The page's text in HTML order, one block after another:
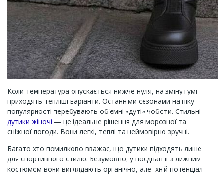
Коли температура опускається нижче нуля, на зміну гумі
приходять тепліші варіанти. Останніми сезонами на піку
популярності перебувають об'ємні «дуті» чоботи. Стильні
дутики жіночі — це ідеальне рішення для морозної та
сніжної погоди. Вони легкі, теплі та неймовірно зручні.
Багато хто помилково вважає, що дутики підходять лише
для спортивного стилю. Безумовно, у поєднанні з лижним
костюмом вони виглядають органічно, але їхній потенціал